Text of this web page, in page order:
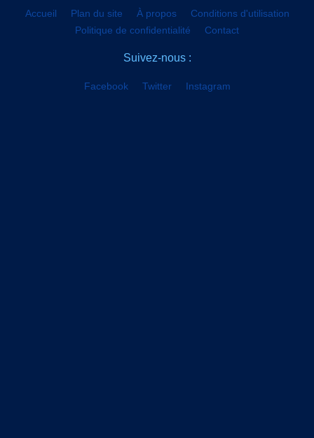
Accueil Plan du site À propos
Conditions d'utilisation
Politique de confidentialité
Contact
Suivez-nous :
Facebook Twitter Instagram